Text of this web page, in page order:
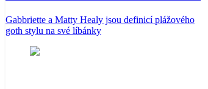
Gabbriette a Matty Healy jsou definicí plážového
goth stylu na své líbánky